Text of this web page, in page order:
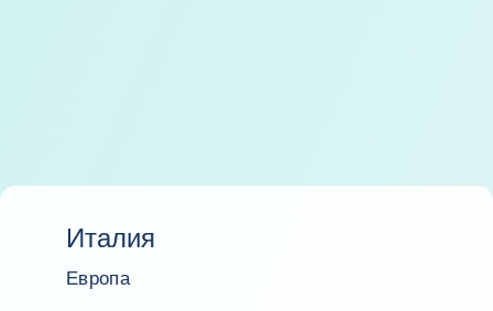
Италия
Европа